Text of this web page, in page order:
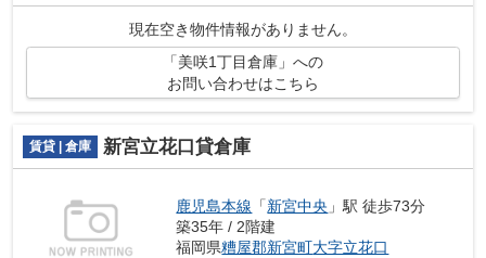
現在空き物件情報がありません。
「美咲1丁目倉庫」への
お問い合わせはこちら
賃貸 | 倉庫 新宮立花口貸倉庫
鹿児島本線 「新宮中央 」駅 徒歩73分
築35年 / 2階建
福岡県糟屋郡新宮町大字立花口